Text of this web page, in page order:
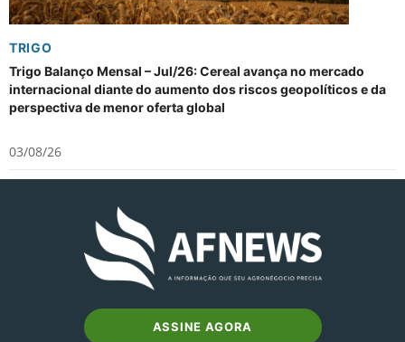
TRIGO
Trigo Balanço Mensal – Jul/26: Cereal avança no mercado
internacional diante do aumento dos riscos geopolíticos e da
perspectiva de menor oferta global
03/08/26
ASSINE AGORA